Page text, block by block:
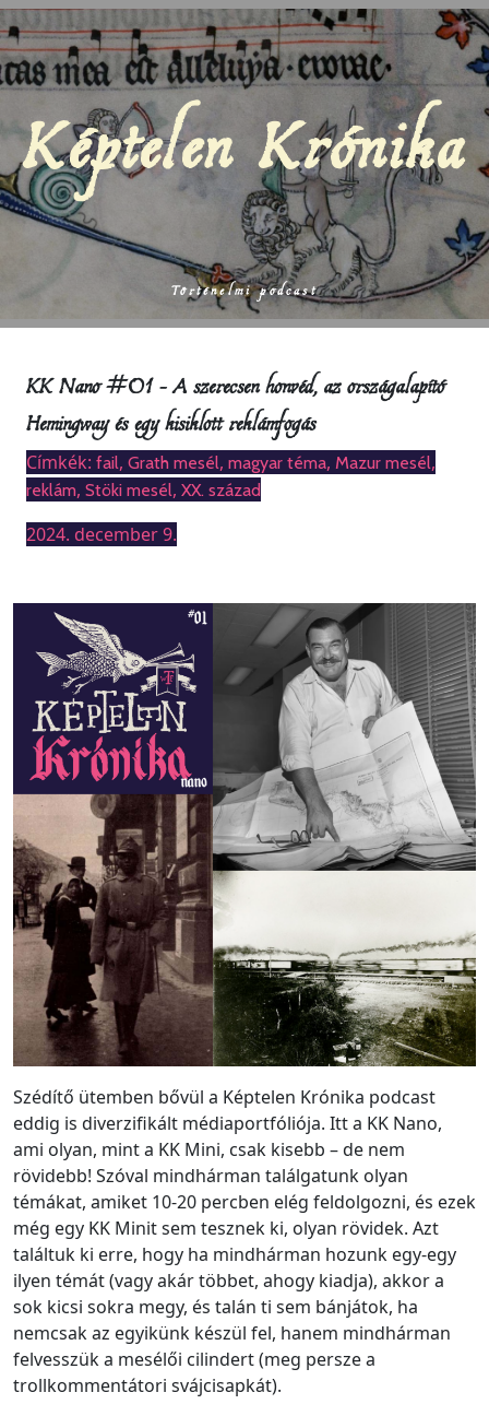
Képtelen Krónika
Történelmi podcast
KK Nano #01 – A szerecsen honvéd, az országalapító
Hemingway és egy kisiklott reklámfogás
Címkék: fail, Grath mesél, magyar téma, Mazur mesél,
reklám, Stöki mesél, XX. század
2024. december 9.
Szédítő ütemben bővül a Képtelen Krónika podcast
eddig is diverzifikált médiaportfóliója. Itt a KK Nano,
ami olyan, mint a KK Mini, csak kisebb – de nem
rövidebb! Szóval mindhárman találgatunk olyan
témákat, amiket 10-20 percben elég feldolgozni, és ezek
még egy KK Minit sem tesznek ki, olyan rövidek. Azt
találtuk ki erre, hogy ha mindhárman hozunk egy-egy
ilyen témát (vagy akár többet, ahogy kiadja), akkor a
sok kicsi sokra megy, és talán ti sem bánjátok, ha
nemcsak az egyikünk készül fel, hanem mindhárman
felvesszük a mesélői cilindert (meg persze a
trollkommentátori svájcisapkát).